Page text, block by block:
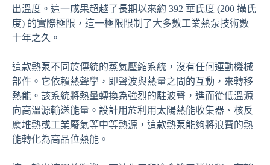
出溫度。這一成果超越了長期以來約 392 華氏度 (200 攝氏
度) 的實際極限，這一極限限制了大多數工業熱泵技術數
十年之久。
這款熱泵不同於傳統的蒸氣壓縮系統，沒有任何運動機械
部件。它依賴熱聲學，即聲波與熱量之間的互動，來轉移
熱能。該系統將熱量轉換為強烈的駐波聲，進而從低溫源
向高溫源輸送能量。設計用於利用太陽熱能收集器、核反
應堆熱或工業廢氣等中等熱源，這款熱泵能夠將浪費的熱
能轉化為高品位熱能。